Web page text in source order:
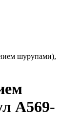
шурупами),
A569-